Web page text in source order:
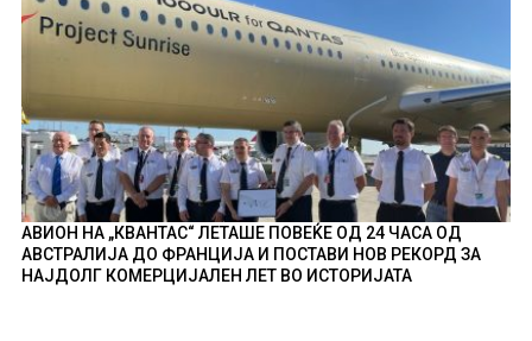
АВИОН НА „КВАНТАС“ ЛЕТАШЕ ПОВЕЌЕ ОД 24 ЧАСА ОД
АВСТРАЛИЈА ДО ФРАНЦИЈА И ПОСТАВИ НОВ РЕКОРД ЗА
НАЈДОЛГ КОМЕРЦИЈАЛЕН ЛЕТ ВО ИСТОРИЈАТА